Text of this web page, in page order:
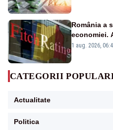
România a
economiei.
„BBB-” cu
1 aug. 2026,
CATEGORII
Actualitate
Politica